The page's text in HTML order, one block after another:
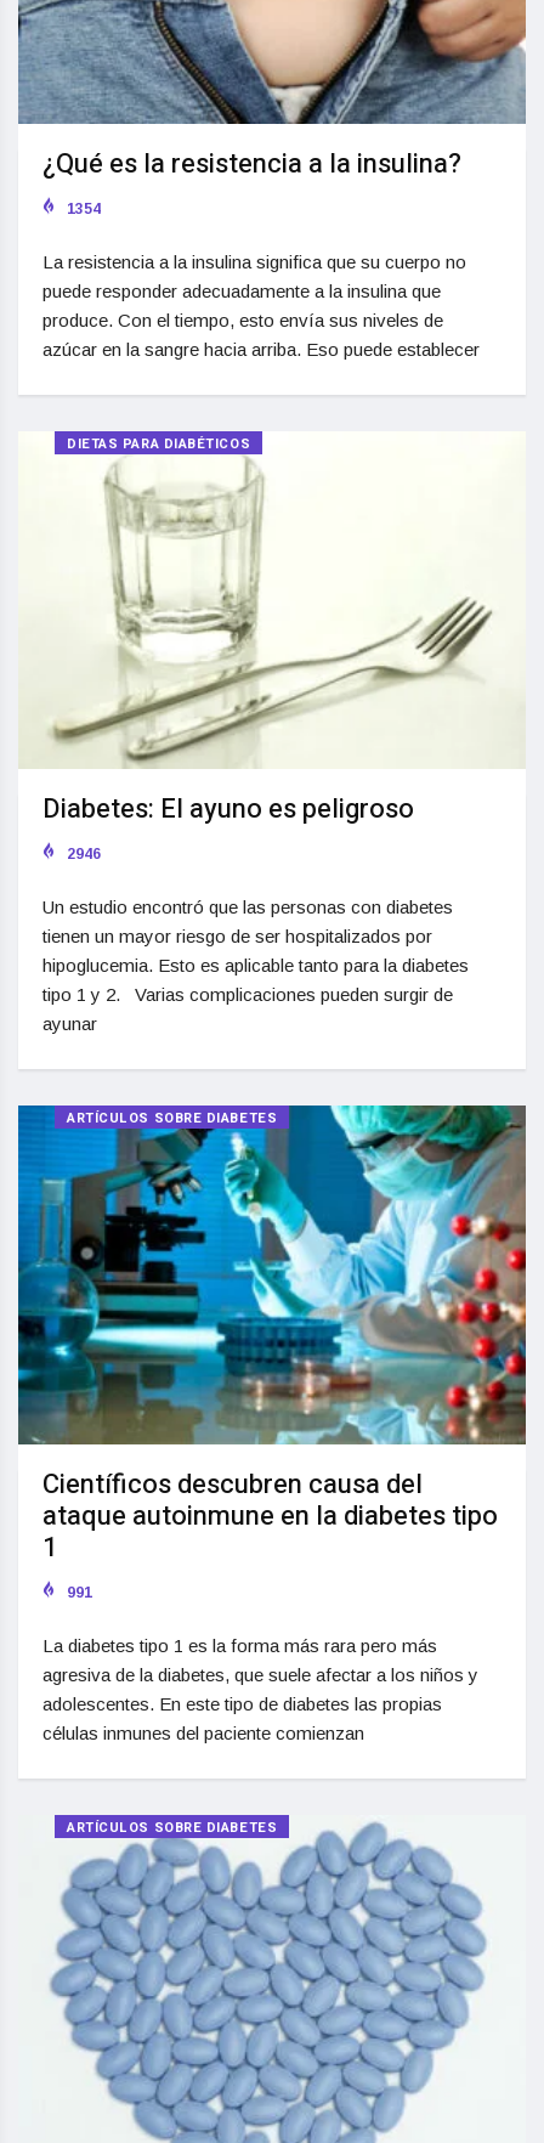
¿Qué es la resistencia a la insulina?
1354
La resistencia a la insulina significa que su cuerpo no
puede responder adecuadamente a la insulina que
produce. Con el tiempo, esto envía sus niveles de
azúcar en la sangre hacia arriba. Eso puede establecer
DIETAS PARA DIABÉTICOS
Diabetes: El ayuno es peligroso
2946
Un estudio encontró que las personas con diabetes
tienen un mayor riesgo de ser hospitalizados por
hipoglucemia. Esto es aplicable tanto para la diabetes
tipo 1 y 2. Varias complicaciones pueden surgir de
ayunar
ARTÍCULOS SOBRE DIABETES
Científicos descubren causa del
ataque autoinmune en la diabetes tipo
1
991
La diabetes tipo 1 es la forma más rara pero más
agresiva de la diabetes, que suele afectar a los niños y
adolescentes. En este tipo de diabetes las propias
células inmunes del paciente comienzan
ARTÍCULOS SOBRE DIABETES